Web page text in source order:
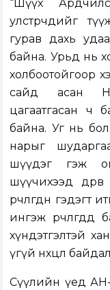
“Шүүх
улстөрчдийг
гурав дахь
байна. Урьд нь
холбоотойгоор
сайд асан
цагаатгасан ч
байна. Уг нь
нарыг
шүүдэг гэж
шүүчихээд
өөрчлөгдөнө
ингэж
хүндэтгэлтэй
үгүй нөхцөл
Сүүлийн үед АН-